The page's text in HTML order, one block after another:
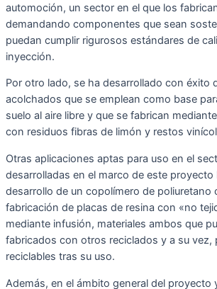
automoción, un sector en el que los
demandando componentes que sean
puedan cumplir rigurosos estándares de
inyección.
Por otro lado, se ha desarrollado con éxito
acolchados que se emplean como base
suelo al aire libre y que se fabrican
con residuos fibras de limón y restos
Otras aplicaciones aptas para uso en el
desarrolladas en el marco de este proyecto
desarrollo de un copolímero de poliuretano
fabricación de placas de resina con «no
mediante infusión, materiales ambos que
fabricados con otros reciclados y a su vez,
reciclables tras su uso.
Además, en el ámbito general del proyecto